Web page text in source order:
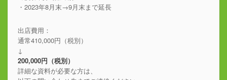
・2023年8月末→9月末まで延長
出店費用：
通常410,000円（税別）
↓
200,000円（税別）
詳細な資料が必要な方は、